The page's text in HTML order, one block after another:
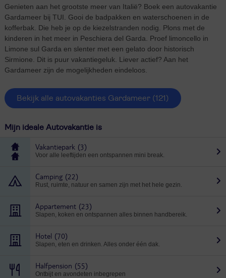
Genieten aan het grootste meer van Italië? Boek een autovakantie
Gardameer bij TUI. Gooi de badpakken en waterschoenen in de
kofferbak. Die heb je op de kiezelstranden nodig. Plons met de
kinderen in het meer in Peschiera del Garda. Proef limoncello in
Limone sul Garda en slenter met een gelato door historisch
Sirmione. Dit is puur vakantiegeluk. Liever actief? Aan het
Gardameer zijn de mogelijkheden eindeloos.
Bekijk alle autovakanties Gardameer (121)
Mijn ideale Autovakantie is
Vakantiepark (3)
Voor alle leeftijden een ontspannen mini break.
Camping (22)
Rust, ruimte, natuur en samen zijn met het hele gezin.
Appartement (23)
Slapen, koken en ontspannen alles binnen handbereik.
Hotel (70)
Slapen, eten en drinken. Alles onder één dak.
Halfpension (55)
Ontbijt en avondeten inbegrepen